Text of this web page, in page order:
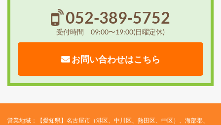
052-389-5752
受付時間 09:00〜19:00(日曜定休)
お問い合わせはこちら
営業地域：【愛知県】名古屋市（港区、中川区、熱田区、中区）、海部郡、